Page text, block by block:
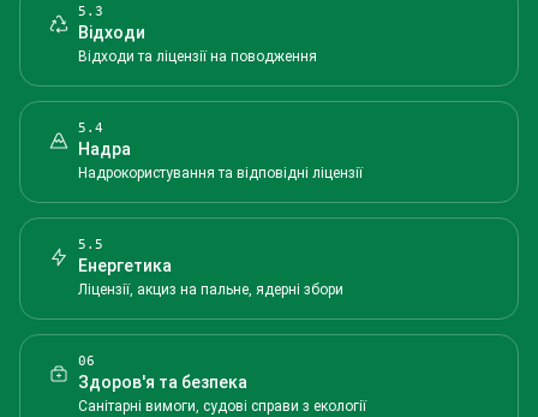
5.3
Відходи
Відходи та ліцензії на поводження
5.4
Надра
Надрокористування та відповідні ліцензії
5.5
Енергетика
Ліцензії, акциз на пальне, ядерні збори
06
Здоров'я та безпека
Санітарні вимоги, судові справи з екології